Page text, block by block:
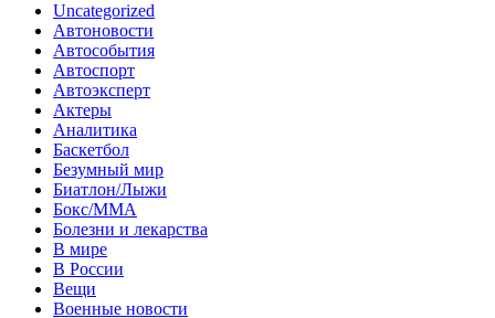
Uncategorized
Автоновости
Автособытия
Автоспорт
Автоэксперт
Актеры
Аналитика
Баскетбол
Безумный мир
Биатлон/Лыжи
Бокс/MMA
Болезни и лекарства
В мире
В России
Вещи
Военные новости